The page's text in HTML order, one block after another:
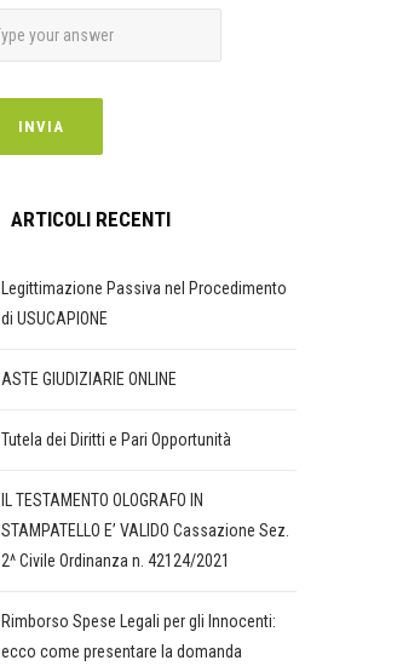
ARTICOLI RECENTI
Legittimazione Passiva nel Procedimento
di USUCAPIONE
ASTE GIUDIZIARIE ONLINE
Tutela dei Diritti e Pari Opportunità
IL TESTAMENTO OLOGRAFO IN
STAMPATELLO E’ VALIDO Cassazione Sez.
2^ Civile Ordinanza n. 42124/2021
Rimborso Spese Legali per gli Innocenti:
ecco come presentare la domanda